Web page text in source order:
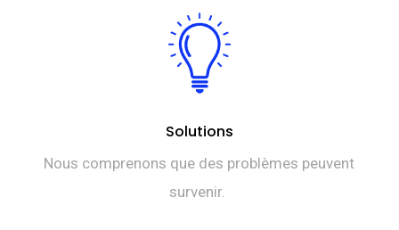
Solutions
Nous comprenons que des problèmes peuvent
survenir.